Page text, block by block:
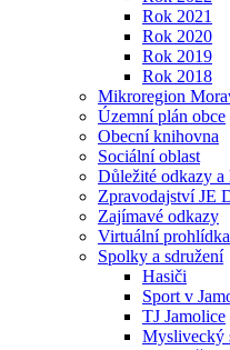
Rok 2021
Rok 2020
Rok 2019
Rok 2018
Mikroregion
Územní plán obce
Obecní knihovna
Sociální oblast
Důležité odkazy a
Zpravodajství JE
Zajímavé odkazy
Virtuální prohlídka
Spolky a sdružení
Hasiči
Sport v
TJ Jamolice
Myslivecký